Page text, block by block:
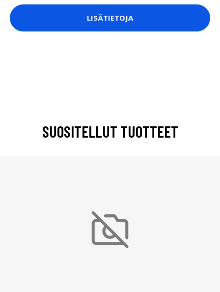
LISÄTIETOJA
SUOSITELLUT TUOTTEET